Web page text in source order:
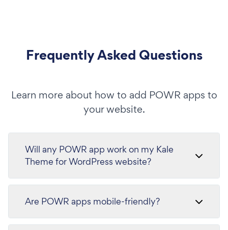
Frequently Asked Questions
Learn more about how to add POWR apps to
your website.
Will any POWR app work on my Kale
Theme for WordPress website?
Are POWR apps mobile-friendly?